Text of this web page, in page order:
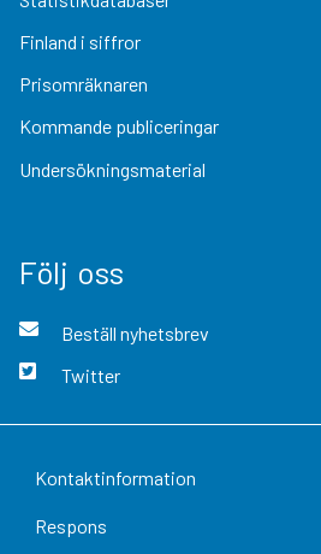
Finland i siffror
Prisomräknaren
Kommande publiceringar
Undersökningsmaterial
Följ oss
Beställ nyhetsbrev
Twitter
Kontaktinformation
Respons